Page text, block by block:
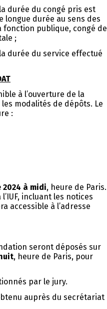
durée du congé pris est
longue durée au sens des
fonction publique, congé de
;
durée du service effectué
à l’ouverture de la
modalités de dépôts. Le
:
2024 à midi, heure de Paris.
incluant les notices
accessible à l’adresse
seront déposés sur
, heure de Paris, pour
par le jury.
auprès du secrétariat